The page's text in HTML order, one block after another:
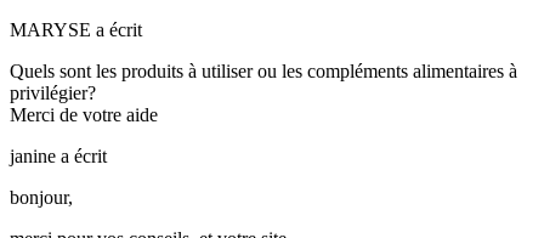
MARYSE a écrit
Quels sont les produits à utiliser ou les compléments alimentaires à
privilégier?
Merci de votre aide
janine a écrit
bonjour,